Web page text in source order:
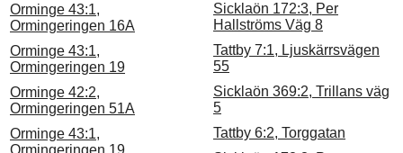
Orminge 43:1,
Ormingeringen 16A
Orminge 43:1,
Ormingeringen 19
Orminge 42:2,
Ormingeringen 51A
Orminge 43:1,
Sicklaön 172:3, Per
Hallströms Väg 8
Tattby 7:1, Ljuskärrsvägen
55
Sicklaön 369:2, Trillans väg
5
Tattby 6:2, Torggatan